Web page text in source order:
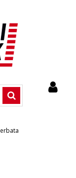
Szukaj wśród 30 000
0. Zobacz